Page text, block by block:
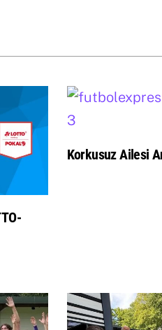
Korkusuz Ailesi